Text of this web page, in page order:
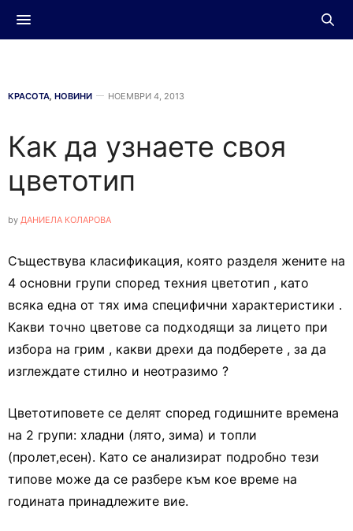
КРАСОТА, НОВИНИ НОЕМВРИ 4, 2013
Как да узнаете своя
цветотип
by ДАНИЕЛА КОЛАРОВА
Съществува класификация, която разделя жените на
4 основни групи според техния цветотип , като
всяка една от тях има специфични характеристики .
Какви точно цветове са подходящи за лицето при
избора на грим , какви дрехи да подберете , за да
изглеждате стилно и неотразимо ?
Цветотиповете се делят според годишните времена
на 2 групи: хладни (лято, зима) и топли
(пролет,есен). Като се анализират подробно тези
типове може да се разбере към кое време на
годината принадлежите вие.